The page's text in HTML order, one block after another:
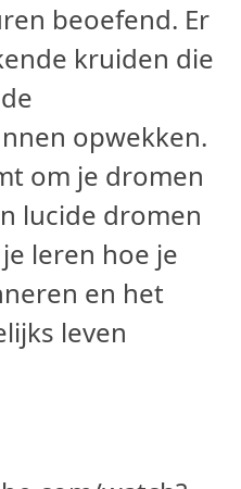
beoefend. Er
kruiden die
opwekken.
om je dromen
lucide dromen
leren hoe je
en het
leven